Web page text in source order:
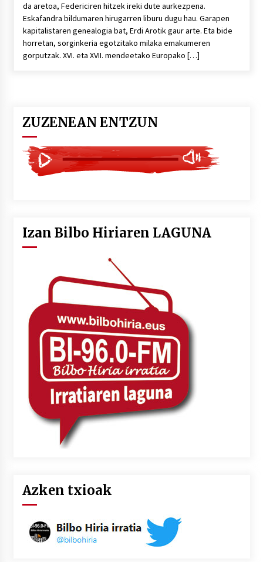
da aretoa, Federiciren hitzek ireki dute aurkezpena.
Eskafandra bildumaren hirugarren liburu dugu hau. Garapen
kapitalistaren genealogia bat, Erdi Arotik gaur arte. Eta bide
horretan, sorginkeria egotzitako milaka emakumeren
gorputzak. XVI. eta XVII. mendeetako Europako […]
ZUZENEAN ENTZUN
Izan Bilbo Hiriaren LAGUNA
Azken txioak